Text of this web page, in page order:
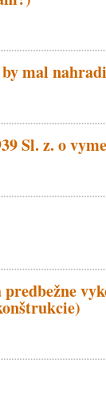
mal
Sl. z. o